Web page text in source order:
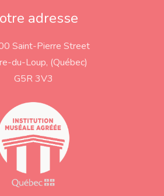
adresse
Saint-Pierre Street
du-Loup, (Québec)
G5R 3V3